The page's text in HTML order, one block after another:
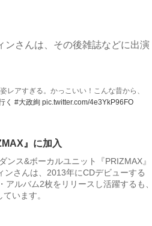
ンさんは、その後雑誌などに出演
レアすぎる。かっこいい！こんな昔から、
く #大政絢 pic.twitter.com/4e3YkP96FO
』に加入
ンス&ボーカルユニット『PRIZMAX』
ンさんは、2013年にCDデビューする
アルバム2枚をリリースし活躍するも、
います。